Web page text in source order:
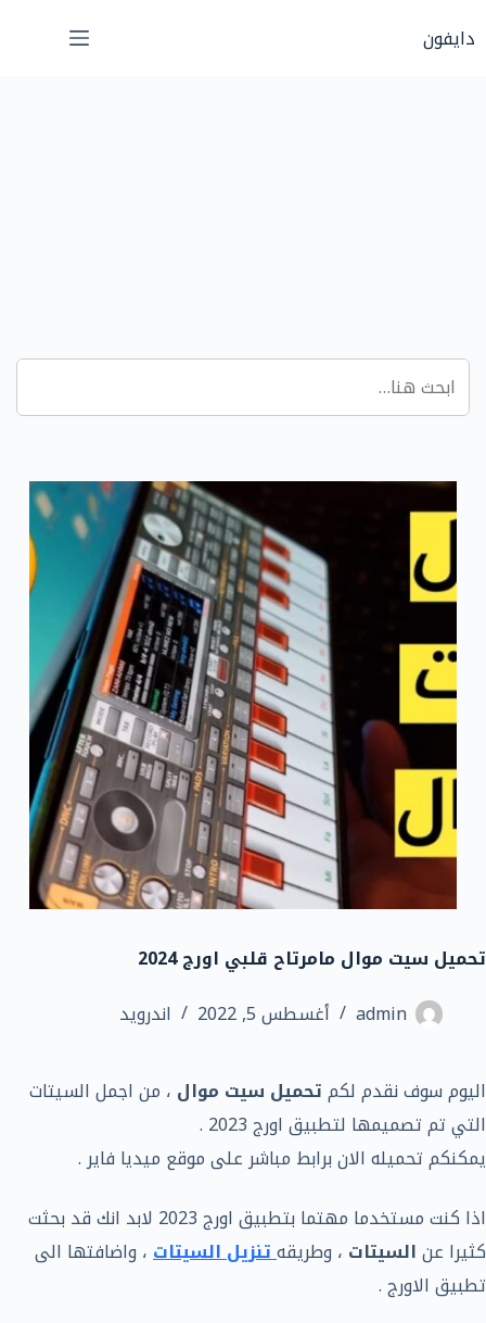
إلىدايفون
تحميل سيت موال مامرتاح قلبي اورج 2024
admin
أغسطس 5, 2022 اندرويد
اليوم سوف نقدم لكمتحميل سيت موال ، من اجمل السيتات
التي تم تصميمها لتطبيق اورج 2023 .
يمكنكم تحميله الان برابط مباشر على موقع ميديا فاير .
اذا كنت مستخدما مهتما بتطبيق اورج 2023 لابد انك قد بحثت
كثيرا عنالسيتات ، وطريقهتنزيل السيتات، واضافتها الى
تطبيق الاورج .